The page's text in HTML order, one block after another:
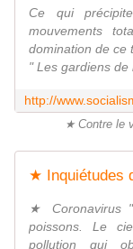
Ce qui
mouvements
domination de ce
" Les gardiens de
★ Contre le
★ Inquiétudes
★ Coronavirus
poissons. Le
pollution qui